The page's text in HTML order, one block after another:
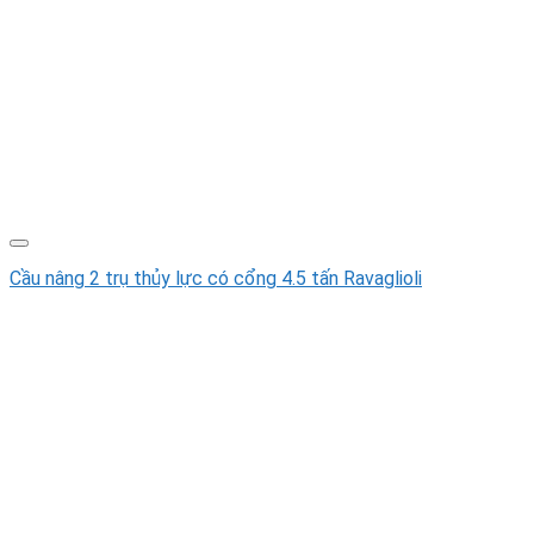
Cầu nâng 2 trụ thủy lực có cổng 4.5 tấn Ravaglioli